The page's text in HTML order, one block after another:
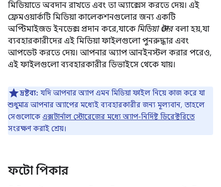
মিডিয়াতে অবদান রাখতে এবং তা অ্যাক্সেস করতে দেয়। এই
ফ্রেমওয়ার্কটি মিডিয়া কালেকশনগুলোর জন্য একটি
অপ্টিমাইজড ইনডেক্স প্রদান করে, যাকে মিডিয়া স্টোরবলা হয়, যা
ব্যবহারকারীদের এই মিডিয়া ফাইলগুলো পুনরুদ্ধার এবং
আপডেট করতে দেয়। আপনার অ্যাপ আনইনস্টল করার পরেও,
এই ফাইলগুলো ব্যবহারকারীর ডিভাইসে থেকে যায়।
দ্রষ্টব্য: যদি আপনার অ্যাপ এমন মিডিয়া ফাইল নিয়ে কাজ করে যা
শুধুমাত্র আপনার অ্যাপের মধ্যেই ব্যবহারকারীর জন্য মূল্যবান, তাহলে
সেগুলোকে এক্সটার্নাল স্টোরেজের মধ্যে অ্যাপ-নির্দিষ্ট ডিরেক্টরিতে
সংরক্ষণ করাই শ্রেয়।
ফটো পিকার